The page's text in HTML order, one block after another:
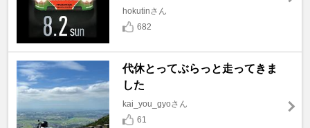
hokutinさん
682
代休とってぶらっと走ってきま
した
kai_you_gyoさん
61